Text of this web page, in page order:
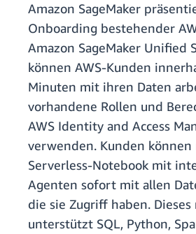
Amazon SageMaker
Onboarding bestehender
Amazon SageMaker Unified
können AWS-Kunden
Minuten mit ihren Daten
vorhandene Rollen und
AWS Identity and Access
verwenden. Kunden
Serverless-Notebook mit
Agenten sofort mit allen
die sie Zugriff haben.
unterstützt SQL, Python,